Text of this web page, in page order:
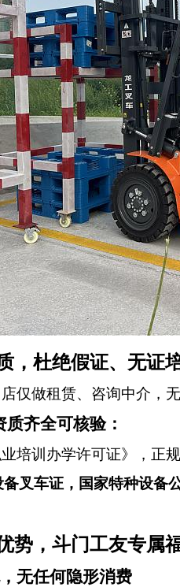
，杜绝假证、无证
仅做租赁、咨询中介，
齐全可核验：
培训办学许可证》，正
叉车证，国家特种设备
势，斗门工友专属
无任何隐形消费